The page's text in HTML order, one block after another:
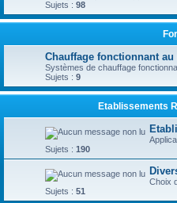
Sujets : 98
Chauffage fonctionnant
Systèmes de chauffage
Sujets : 9
Etablissements
Sujets : 190
Choix
Sujets : 51